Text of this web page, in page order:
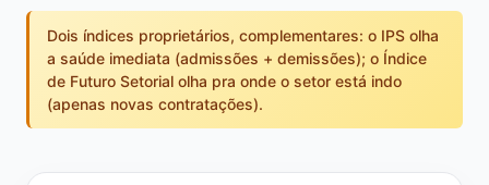
Dois índices proprietários, complementares: o IPS olha
a saúde imediata (admissões + demissões); o Índice
de Futuro Setorial olha pra onde o setor está indo
(apenas novas contratações).